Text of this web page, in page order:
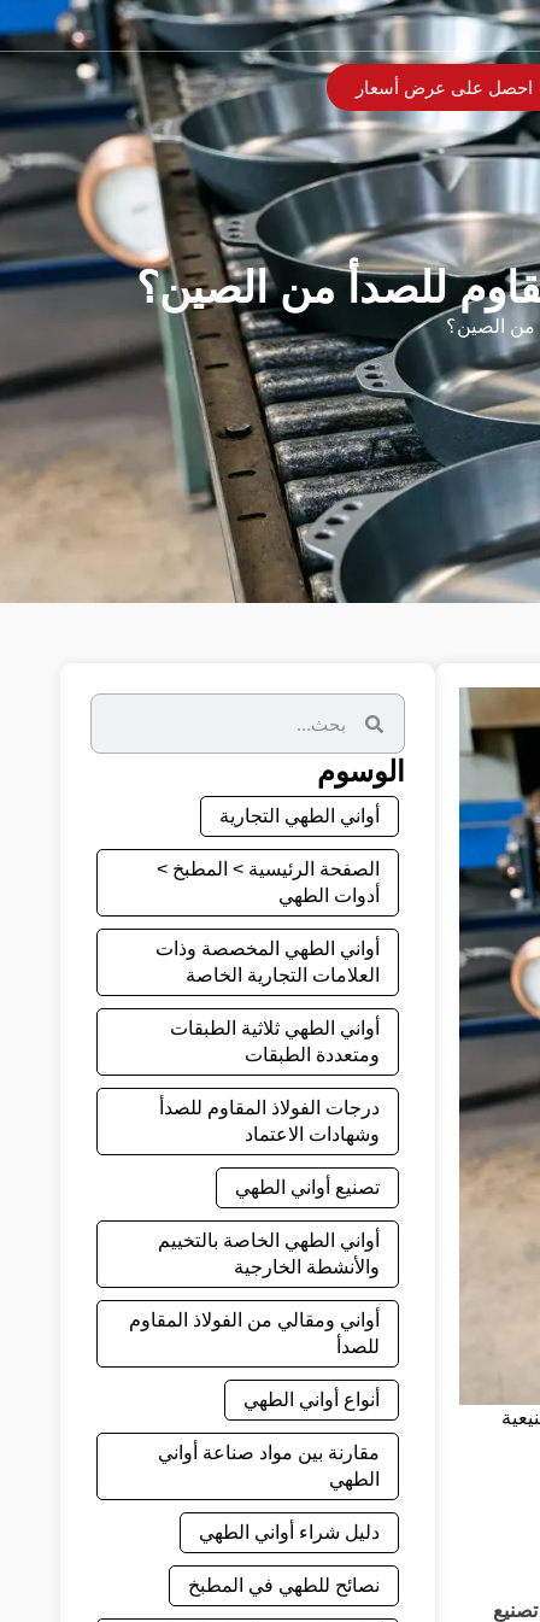
احصل على عرض أسعار
للصدأ من الصين؟
من الصين؟
الوسوم
أواني الطهي التجارية
الصفحة الرئيسية > المطبخ >
أدوات الطهي
أواني الطهي المخصصة وذات
العلامات التجارية الخاصة
أواني الطهي ثلاثية الطبقات
ومتعددة الطبقات
درجات الفولاذ المقاوم للصدأ
وشهادات الاعتماد
تصنيع أواني الطهي
أواني الطهي الخاصة بالتخييم
والأنشطة الخارجية
أواني ومقالي من الفولاذ المقاوم
للصدأ
أنواع أواني الطهي
مقارنة بين مواد صناعة أواني
الطهي
دليل شراء أواني الطهي
نصائح للطهي في المطبخ